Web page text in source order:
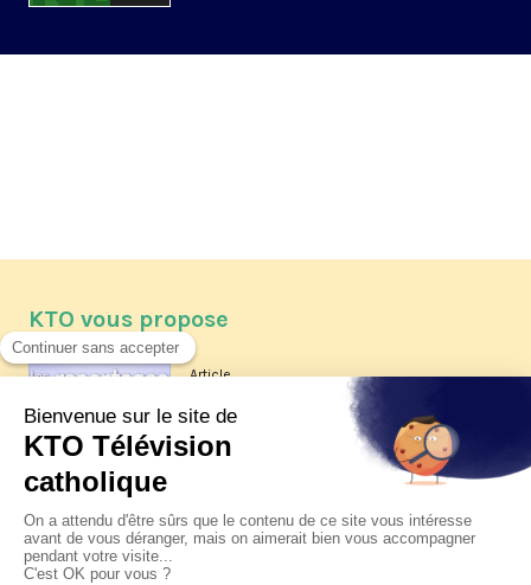
KTO vous propose
Article
Les reportages d'été 2026 de KTO
La visite pastorale du pape Léon
XIV à Assise à suivre sur KTO le
jeudi 6 août